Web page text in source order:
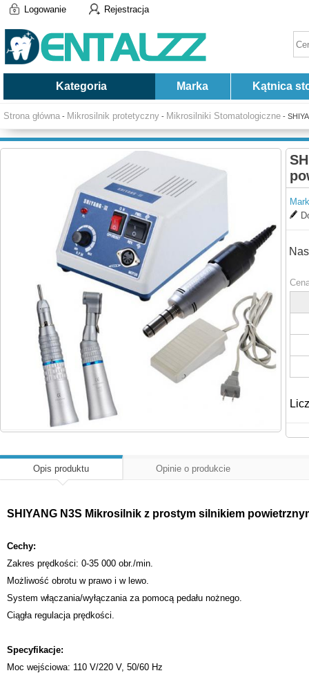
Logowanie Rejestracja
Kategoria Marka Kątnica
Strona główna - Mikrosilnik protetyczny - Mikrosilniki Stomatologiczne -
Opis produktu Opinie o produkcie
SHIYANG N3S Mikrosilnik z prostym silnikiem
Cechy:
Zakres prędkości: 0-35 000 obr./min.
Możliwość obrotu w prawo i w lewo.
System włączania/wyłączania za pomocą pedału nożnego.
Ciągła regulacja prędkości.
Specyfikacje:
Moc wejściowa: 110 V/220 V, 50/60 Hz